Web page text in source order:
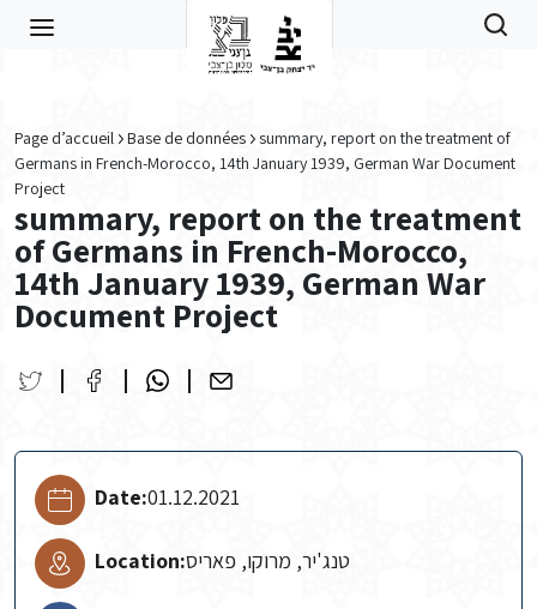
Page d’accueil Base de données
summary, report on the treatment of
Germans in French-Morocco, 14th January 1939, German War Document
Project
summary, report on the treatment
of Germans in French-Morocco,
14th January 1939, German War
Document Project
Date:01.12.2021
Location:טנג'יר, מרוקו, פאריס